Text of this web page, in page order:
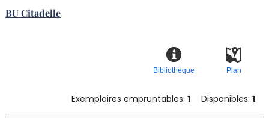
BU Citadelle
Plan
Bibliothèque
Exemplaires empruntables:1 Disponibles:1